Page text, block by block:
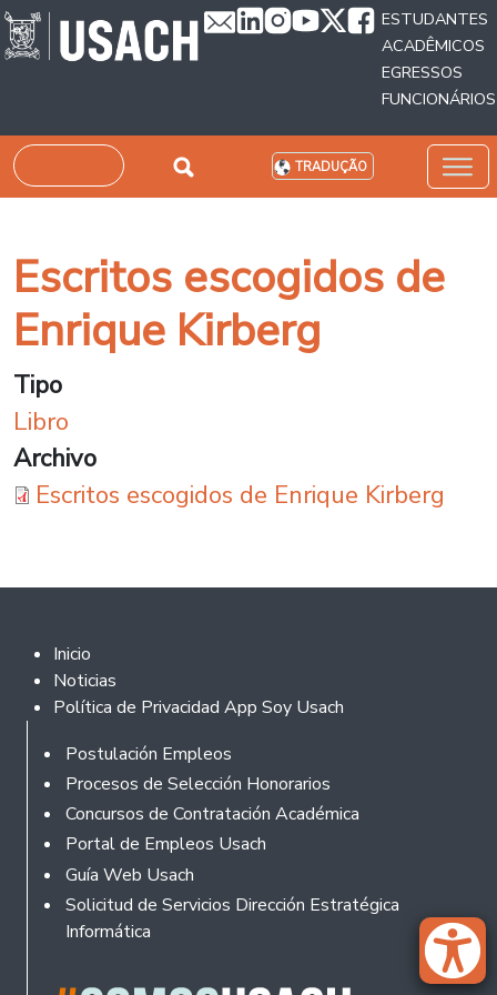
Passar para o conteúdo principal
ESTUDANTES
ACADÊMICOS
EGRESSOS
FUNCIONÁRIOS
Pesquisar TRADUÇÃO
Escritos escogidos de
Enrique Kirberg
Tipo
Libro
Archivo
Escritos escogidos de Enrique Kirberg
Footer 2
Inicio
Noticias
Política de Privacidad App Soy Usach
Rodapé
Postulación Empleos
Procesos de Selección Honorarios
Concursos de Contratación Académica
Portal de Empleos Usach
Guía Web Usach
Solicitud de Servicios Dirección Estratégica
Informática